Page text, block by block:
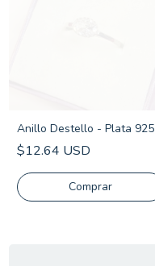
Anillo Destello - Plata 925
$12.64 USD
Comprar